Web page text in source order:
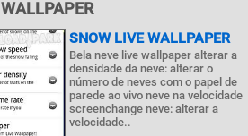
WALLPAPER
SNOW LIVE WALLPAPER
Bela neve live wallpaper alterar a
densidade da neve: alterar o
número de neves com o papel de
parede ao vivo neve na velocidade
screenchange neve: alterar a
velocidade..